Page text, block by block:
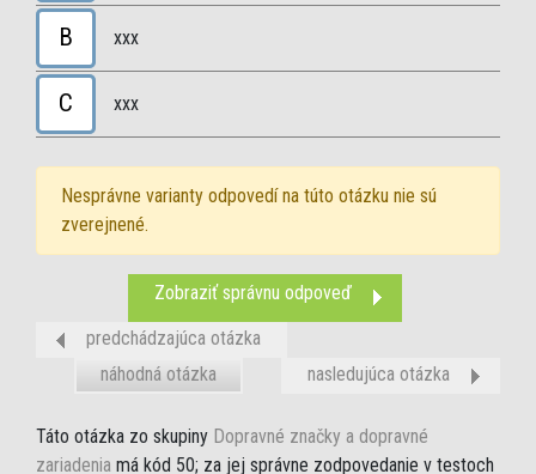
B xxx
C xxx
Nesprávne varianty odpovedí na túto otázku nie sú
zverejnené.
Zobraziť správnu odpoveď
predchádzajúca otázka
nasledujúca otázka
náhodná otázka
Táto otázka zo skupiny Dopravné značky a dopravné
zariadenia má kód 50; za jej správne zodpovedanie v testoch